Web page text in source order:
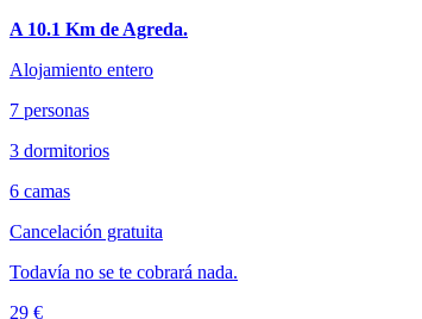
A 10.1 Km de Agreda.
Alojamiento entero
7 personas
3 dormitorios
6 camas
Cancelación gratuita
Todavía no se te cobrará nada.
29 €